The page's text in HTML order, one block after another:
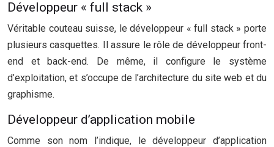
Développeur « full stack »
Véritable couteau suisse, le développeur « full stack » porte
plusieurs casquettes. Il assure le rôle de développeur front-
end et back-end. De même, il configure le système
d’exploitation, et s’occupe de l’architecture du site web et du
graphisme.
Développeur d’application mobile
Comme son nom l’indique, le développeur d’application